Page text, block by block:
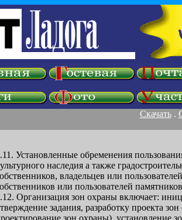
Скачать.
Установленные обременения
наследия а также
владельцев или
или пользователей
Организация зон охраны включает:
задания, разработку проекта
зон охраны), установление